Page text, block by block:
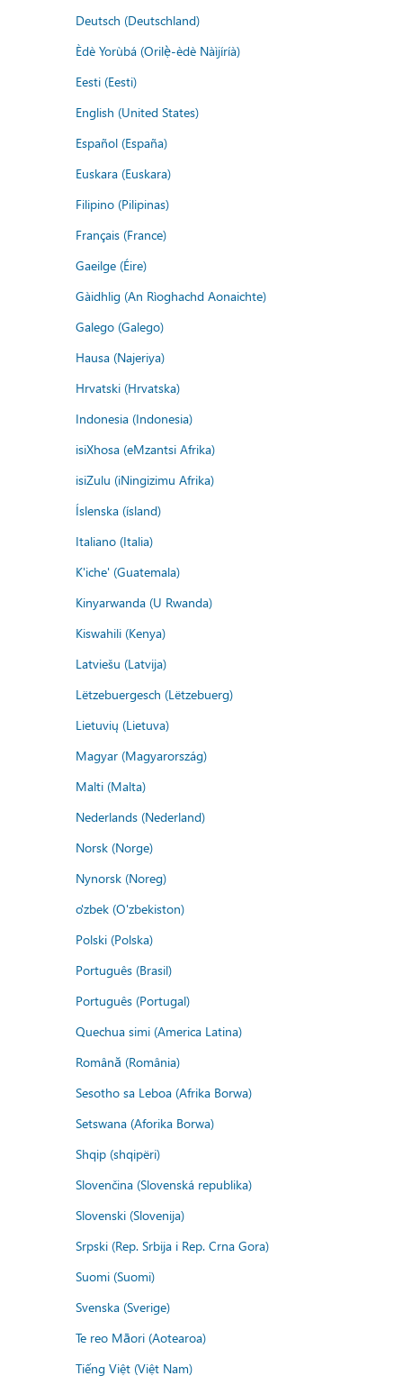
Deutsch (Deutschland)
Èdè Yorùbá (Orilẹ̀-èdè Nàìjíríà)
Eesti (Eesti)
English (United States)
Español (España)
Euskara (Euskara)
Filipino (Pilipinas)
Français (France)
Gaeilge (Éire)
Gàidhlig (An Rìoghachd Aonaichte)
Galego (Galego)
Hausa (Najeriya)
Hrvatski (Hrvatska)
Indonesia (Indonesia)
isiXhosa (eMzantsi Afrika)
isiZulu (iNingizimu Afrika)
Íslenska (ísland)
Italiano (Italia)
K'iche' (Guatemala)
Kinyarwanda (U Rwanda)
Kiswahili (Kenya)
Latviešu (Latvija)
Lëtzebuergesch (Lëtzebuerg)
Lietuvių (Lietuva)
Magyar (Magyarország)
Malti (Malta)
Nederlands (Nederland)
Norsk (Norge)
Nynorsk (Noreg)
o'zbek (O'zbekiston)
Polski (Polska)
Português (Brasil)
Português (Portugal)
Quechua simi (America Latina)
Română (România)
Sesotho sa Leboa (Afrika Borwa)
Setswana (Aforika Borwa)
Shqip (shqipëri)
Slovenčina (Slovenská republika)
Slovenski (Slovenija)
Srpski (Rep. Srbija i Rep. Crna Gora)
Suomi (Suomi)
Svenska (Sverige)
Te reo Māori (Aotearoa)
Tiếng Việt (Việt Nam)